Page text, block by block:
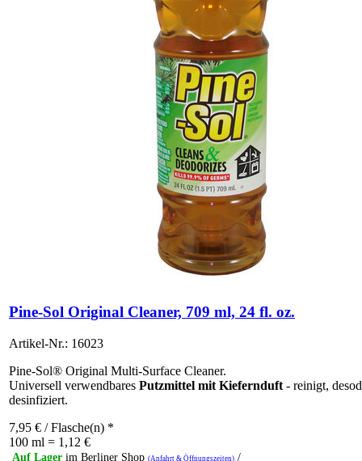
Pine-Sol Original Cleaner, 709 ml, 24 fl. oz.
Artikel-Nr.: 16023
Pine-Sol® Original Multi-Surface Cleaner.
Universell verwendbares Putzmittel mit Kiefernduft - reinigt,
desinfiziert.
7,95 € / Flasche(n) *
100 ml = 1,12 €
Auf Lager im Berliner Shop (Anfahrt & Öffnungszeiten) /